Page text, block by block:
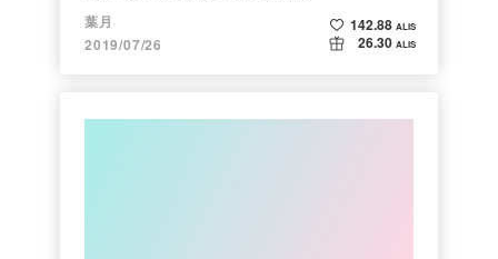
葉月
2019/07/26
142.88 ALIS
26.30 ALIS